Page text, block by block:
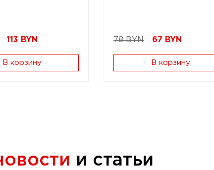
113 BYN
В корзину
78 BYN 67 BYN
В корзину
и статьи